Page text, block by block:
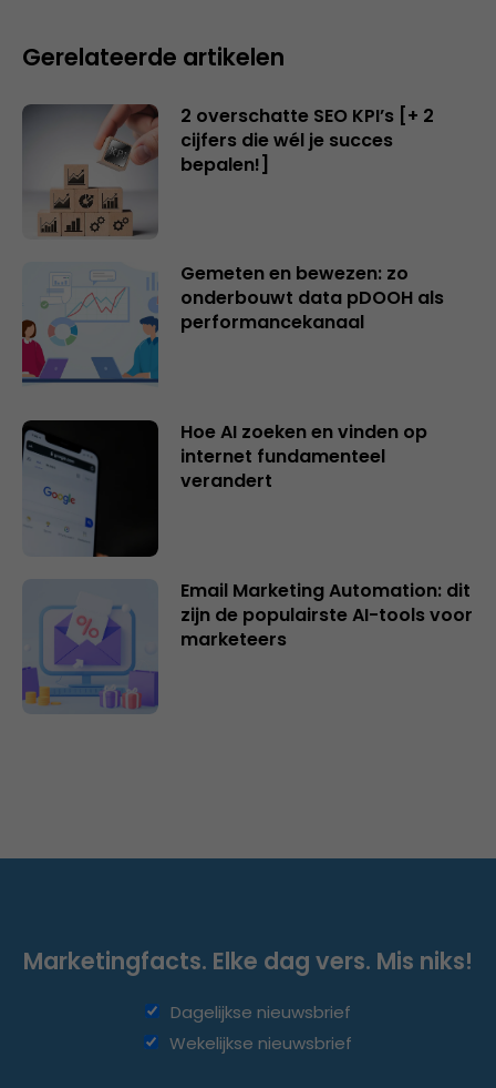
Gerelateerde artikelen
2 overschatte SEO KPI’s [+ 2
cijfers die wél je succes
bepalen!]
Gemeten en bewezen: zo
onderbouwt data pDOOH als
performancekanaal
Hoe AI zoeken en vinden op
internet fundamenteel
verandert
Email Marketing Automation: dit
zijn de populairste AI-tools voor
marketeers
Marketingfacts. Elke dag vers. Mis niks!
Dagelijkse nieuwsbrief
Wekelijkse nieuwsbrief